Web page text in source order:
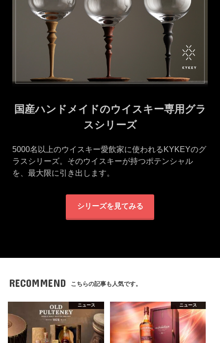
国産ハンドメイドのウイスキー専用グラ
スシリーズ
5000名以上のウイスキー愛飲家に使われるKYKEYのグ
ラスシリーズ。そのウイスキーが持つポテンシャル
を、最大限に引き出します。
シリーズを見てみる
RECOMMEND こちらの記事も人気です。
ニュース ニュース